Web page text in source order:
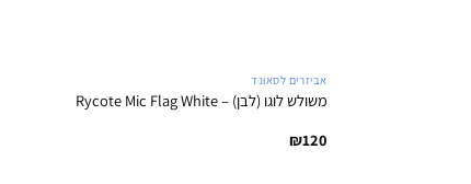
אביזרים לסאונד
משולש לוגו (לבן) – Rycote Mic Flag White
₪120